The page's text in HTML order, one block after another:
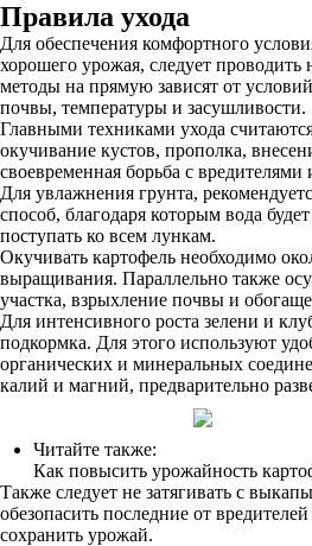
Правила ухода
Для обеспечения комфортного
хорошего урожая, следует
методы на прямую зависят от
почвы, температуры и засушливости.
Главными техниками ухода
окучивание кустов, прополка,
своевременная борьба с вредителями
Для увлажнения грунта,
способ, благодаря которым вода
поступать ко всем лункам.
Окучивать картофель необходимо
выращивания. Параллельно также
участка, взрыхление почвы и
Для интенсивного роста зелени и
подкормка. Для этого используют
органических и минеральных
калий и магний, предварительно
Читайте также:
Как повысить урожайность
Также следует не затягивать с
обезопасить последние от
сохранить урожай.